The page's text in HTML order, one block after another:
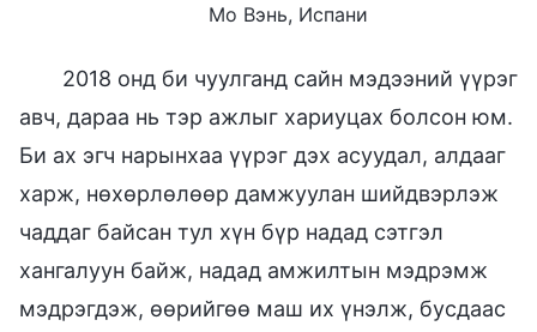
Мо Вэнь, Испани
2018 онд би чуулганд сайн мэдээний үүрэг
авч, дараа нь тэр ажлыг хариуцах болсон юм.
Би ах эгч нарынхаа үүрэг дэх асуудал, алдааг
харж, нөхөрлөлөөр дамжуулан шийдвэрлэж
чаддаг байсан тул хүн бүр надад сэтгэл
хангалуун байж, надад амжилтын мэдрэмж
мэдрэгдэж, өөрийгөө маш их үнэлж, бусдаас